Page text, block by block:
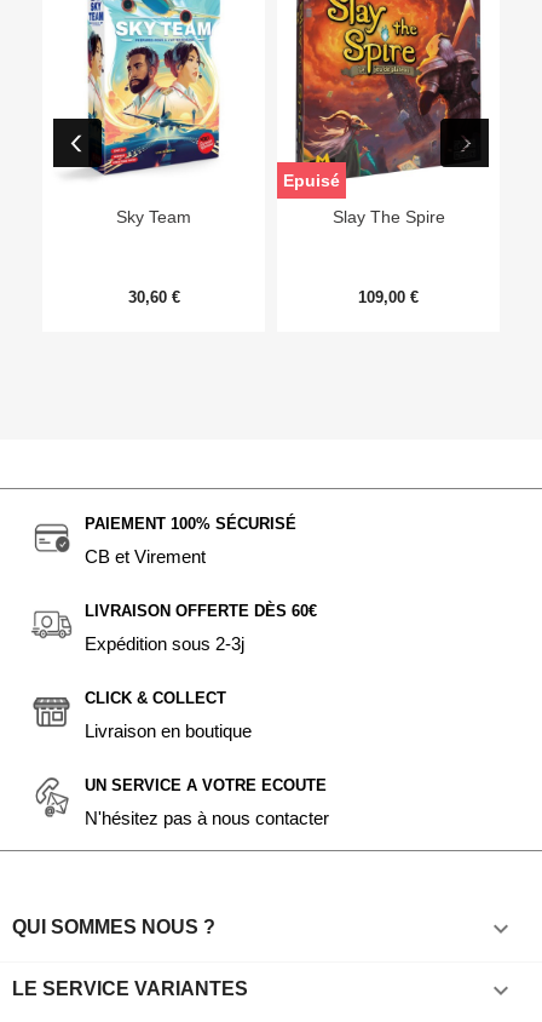
Sky Team
30,60 €
Slay The Spire
109,00 €
Epuisé
PAIEMENT 100% SÉCURISÉ
CB et Virement
LIVRAISON OFFERTE DÈS 60€
Expédition sous 2-3j
CLICK & COLLECT
Livraison en boutique
UN SERVICE A VOTRE ECOUTE
N'hésitez pas à nous contacter
QUI SOMMES NOUS ? 
LE SERVICE VARIANTES 